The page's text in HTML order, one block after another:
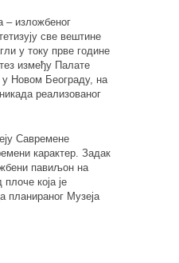
– изложбеног
све вештине
у току прве године
између Палате
у Новом Београду, на
реализованог
Савремене
карактер. Задак
павиљон на
која је
планираног Музеја